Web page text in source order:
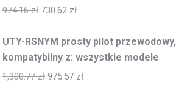
974.16zł 730.62 zł
UTY-RSNYM prosty pilot przewodowy,
kompatybilny z: wszystkie modele
1,300.77zł 975.57 zł